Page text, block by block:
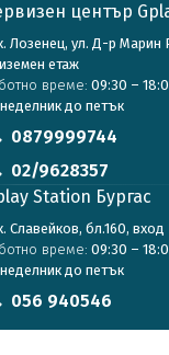
център
Лозенец, ул. Д-р Марин
етаж
време: 09:30 –
до петък
0879999744
02/9628357
Station Бургас
Славейков, бл.160, вход
време: 09:30 –
до петък
056 940546